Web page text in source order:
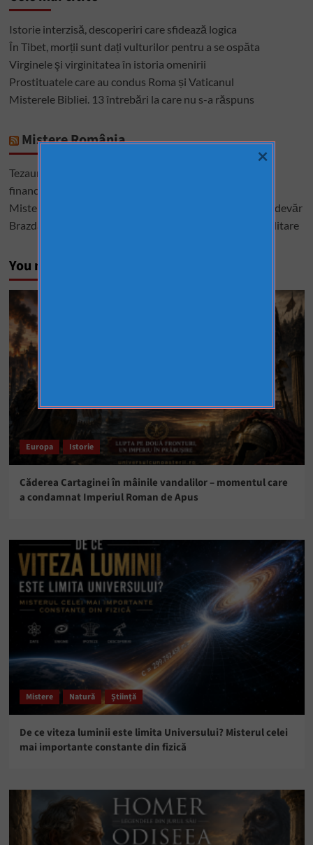
Istorie interzisă, descoperiri care sfidează logica
În Tibet, morții sunt dați vulturilor pentru a se ospăta
Virginele şi virginitatea în istoria omenirii
Prostituatele care au condus Roma și Vaticanul
Misterele Bibliei. 13 întrebări la care nu s-a răspuns
Mistere România
Tezaurul României de la Moscova – cel mai mare mister
financiar din istoria României
Misterele lui Ștefan cel Mare – între istorie, legendă și adevăr
Brazda lui Novac, una dintre cele mai mari construcții militare
You may have missed
Europa Istorie
Căderea Cartaginei în mâinile vandalilor – momentul care
a condamnat Imperiul Roman de Apus
Mistere Natură Știință
De ce viteza luminii este limita Universului? Misterul celei
mai importante constante din fizică
×